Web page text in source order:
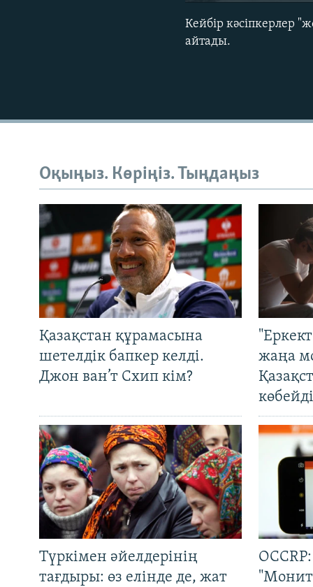
Кейбір кәсіпкерлер
айтады.
Оқыңыз. Көріңіз. Тыңдаңыз
Қазақстан құрамасына
шетелдік бапкер келді.
Джон ван’т Схип кім?
жаңа
Түркімен әйелдерінің
тағдыры: өз елінде де, жат